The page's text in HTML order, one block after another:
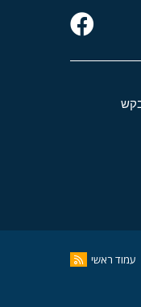
עמוד ראשי